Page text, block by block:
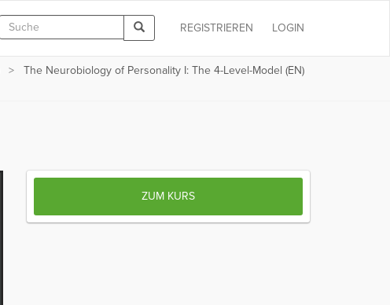
LOGIN
REGISTRIEREN
The Neurobiology of Personality I: The 4-Level-Model (EN)
ZUM KURS